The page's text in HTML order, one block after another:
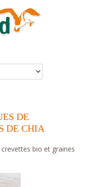
DE
DE CHIA
bio et graines